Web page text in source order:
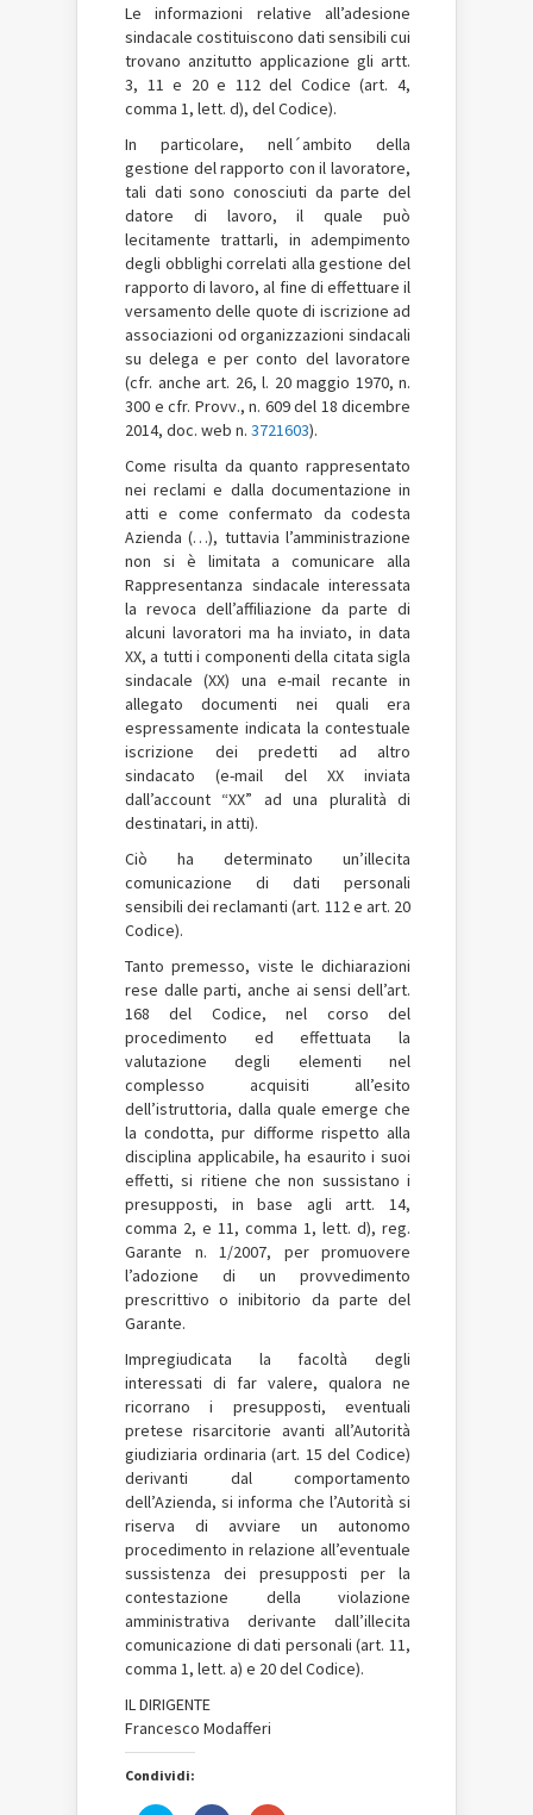
Le informazioni relative all’adesione
sindacale costituiscono dati sensibili cui
trovano anzitutto applicazione gli artt.
3, 11 e 20 e 112 del Codice (art. 4,
comma 1, lett. d), del Codice).
In particolare, nell´ambito della
gestione del rapporto con il lavoratore,
tali dati sono conosciuti da parte del
datore di lavoro, il quale può
lecitamente trattarli, in adempimento
degli obblighi correlati alla gestione del
rapporto di lavoro, al fine di effettuare il
versamento delle quote di iscrizione ad
associazioni od organizzazioni sindacali
su delega e per conto del lavoratore
(cfr. anche art. 26, l. 20 maggio 1970, n.
300 e cfr. Provv., n. 609 del 18 dicembre
2014, doc. web n. 3721603).
Come risulta da quanto rappresentato
nei reclami e dalla documentazione in
atti e come confermato da codesta
Azienda (…), tuttavia l’amministrazione
non si è limitata a comunicare alla
Rappresentanza sindacale interessata
la revoca dell’affiliazione da parte di
alcuni lavoratori ma ha inviato, in data
XX, a tutti i componenti della citata sigla
sindacale (XX) una e-mail recante in
allegato documenti nei quali era
espressamente indicata la contestuale
iscrizione dei predetti ad altro
sindacato (e-mail del XX inviata
dall’account “XX” ad una pluralità di
destinatari, in atti).
Ciò ha determinato un’illecita
comunicazione di dati personali
sensibili dei reclamanti (art. 112 e art. 20
Codice).
Tanto premesso, viste le dichiarazioni
rese dalle parti, anche ai sensi dell’art.
168 del Codice, nel corso del
procedimento ed effettuata la
valutazione degli elementi nel
complesso acquisiti all’esito
dell’istruttoria, dalla quale emerge che
la condotta, pur difforme rispetto alla
disciplina applicabile, ha esaurito i suoi
effetti, si ritiene che non sussistano i
presupposti, in base agli artt. 14,
comma 2, e 11, comma 1, lett. d), reg.
Garante n. 1/2007, per promuovere
l’adozione di un provvedimento
prescrittivo o inibitorio da parte del
Garante.
Impregiudicata la facoltà degli
interessati di far valere, qualora ne
ricorrano i presupposti, eventuali
pretese risarcitorie avanti all’Autorità
giudiziaria ordinaria (art. 15 del Codice)
derivanti dal comportamento
dell’Azienda, si informa che l’Autorità si
riserva di avviare un autonomo
procedimento in relazione all’eventuale
sussistenza dei presupposti per la
contestazione della violazione
amministrativa derivante dall’illecita
comunicazione di dati personali (art. 11,
comma 1, lett. a) e 20 del Codice).
IL DIRIGENTE
Francesco Modafferi
Condividi: